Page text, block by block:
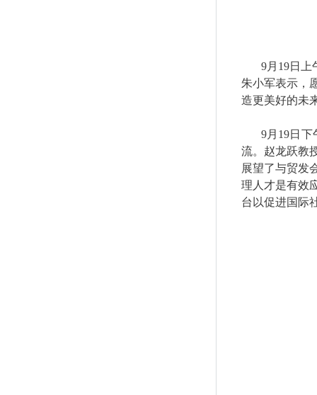
9月 19日上
朱小军表示，
造更美好的未
9月 19日下
流。赵龙跃教
展望了与贸发
理人才是有效
台以促进国际